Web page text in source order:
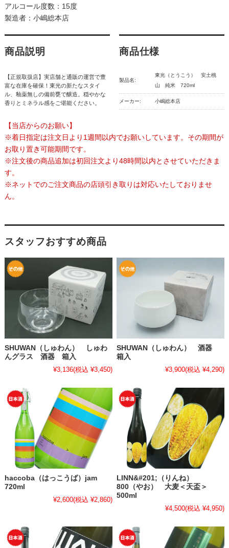
アルコール度数：15度
製造者：小嶋総本店
商品説明
【正規取扱店】実店舗と通販の運営で豊
富な在庫を確保！東光の新たなスタイ
ル、釉薬無しの備前甕で醸造。穏やかな
香りとミネラル感をご堪能ください。
商品仕様
製品名:
東光（とうこう） 安土桃
山 純米 720ml
メーカー: 小嶋総本店
【当店からのお願い】
※着日指定は注文日より1週間以内でお願いしています。その期間が
お取り置き可能期間です。
※注文後の商品追加は初回注文より48時間以内とさせていただきま
す。
※ネットでのご注文商品の店頭引き取りは対応いたしておりませ
ん。
スタッフおすすめ商品
SHUWAN（しゅわん） しゅわ
んグラス 酒器 箱入
¥3,136(税込 ¥3,450)
SHUWAN（しゅわん） 酒器
箱入
¥3,900(税込 ¥4,290)
haccoba（はっこうば）jam
720ml
¥2,600(税込 ¥2,860)
LINN&#201;（りんね）
800（やお） 大麦＜天盃＞
500ml
¥4,500(税込 ¥4,950)